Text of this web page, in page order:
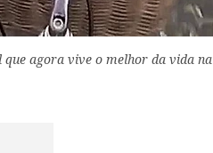
que agora vive o melhor da vida na